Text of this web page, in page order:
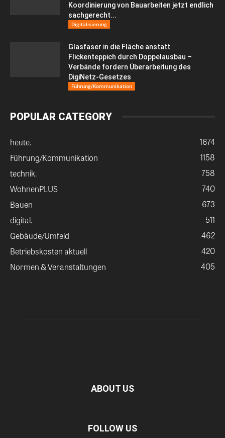
Koordinierung von Bauarbeiten jetzt endlich
sachgerecht...
Digitalisierung
Glasfaser in die Fläche anstatt
Flickenteppich durch Doppelausbau –
Verbände fordern Überarbeitung des
DigiNetz-Gesetzes
Führung/Kommunikation
POPULAR CATEGORY
heute.
1674
Führung/Kommunikation
1158
technik.
758
WohnenPLUS
740
Bauen
673
digital.
511
Gebäude/Umfeld
462
Betriebskosten aktuell
420
Normen & Veranstaltungen
405
ABOUT US
FOLLOW US